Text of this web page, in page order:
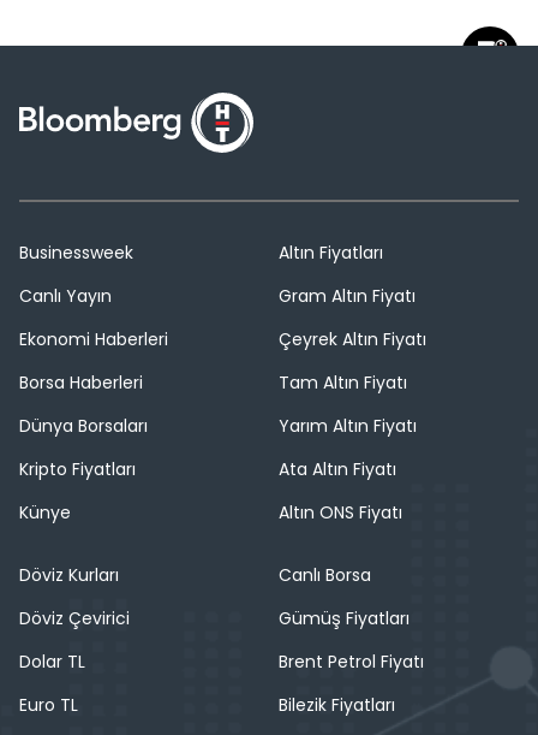
Businessweek
Canlı Yayın
Ekonomi Haberleri
Borsa Haberleri
Dünya Borsaları
Kripto Fiyatları
Künye
Altın Fiyatları
Gram Altın Fiyatı
Çeyrek Altın Fiyatı
Tam Altın Fiyatı
Yarım Altın Fiyatı
Ata Altın Fiyatı
Altın ONS Fiyatı
Döviz Kurları
Döviz Çevirici
Dolar TL
Euro TL
Canlı Borsa
Gümüş Fiyatları
Brent Petrol Fiyatı
Bilezik Fiyatları